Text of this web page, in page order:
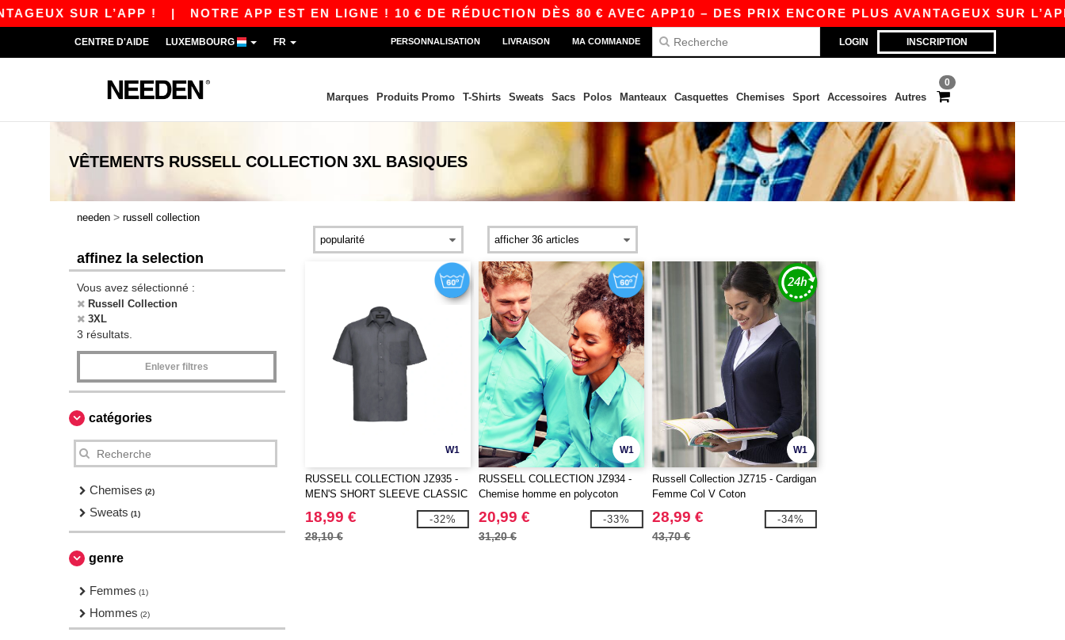
SUR L’APP !| NOTRE APP EST EN LIGNE ! 10 € DE RÉDUCTION DÈS 80 € AVEC APP10 – DES PRIX ENCORE PLUS AVANTAGEUX SUR L’APP !
LOGIN INSCRIPTION
CENTRE D'AIDE LUXEMBOURG FR PERSONNALISATION LIVRAISON MA COMMANDE
0
Marques Produits Promo T-Shirts Sweats Sacs Polos Manteaux Casquettes Chemises Sport Accessoires Autres
VÊTEMENTS RUSSELL COLLECTION 3XL BASIQUES
needen > russell collection
affinez la selection
Vous avez sélectionné :
Russell Collection
3XL
3 résultats.
Enlever filtres
catégories
Chemises (2)
Sweats (1)
genre
Femmes (1)
Hommes (2)
W1
RUSSELL COLLECTION JZ935 -
MEN'S SHORT SLEEVE CLASSIC
POLYCOTTON POPLIN SHIRT
18,99 €
28,10 €
-32%
W1
RUSSELL COLLECTION JZ934 -
Chemise homme en polycoton
20,99 €
31,20 €
-33%
W1
Russell Collection JZ715 - Cardigan
Femme Col V Coton
28,99 €
43,70 €
-34%